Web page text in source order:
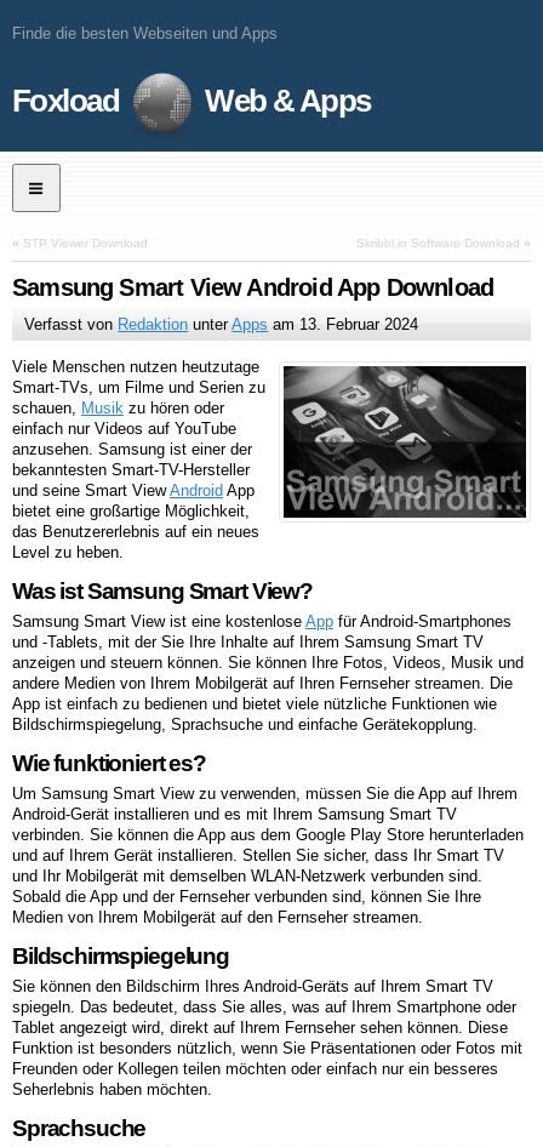
Finde die besten Webseiten und Apps
Foxload Web & Apps
« STP Viewer Download Skribbl.io Software Download »
Samsung Smart View Android App Download
Verfasst von Redaktion unterApps am 13. Februar 2024
Viele Menschen nutzen heutzutage
Smart-TVs, um Filme und Serien zu
schauen, Musik zu hören oder
einfach nur Videos auf YouTube
anzusehen. Samsung ist einer der
bekanntesten Smart-TV-Hersteller
und seine Smart ViewAndroid App
bietet eine großartige Möglichkeit,
das Benutzererlebnis auf ein neues
Level zu heben.
Was ist Samsung Smart View?
Samsung Smart View ist eine kostenlose App für Android-Smartphones
und -Tablets, mit der Sie Ihre Inhalte auf Ihrem Samsung Smart TV
anzeigen und steuern können. Sie können Ihre Fotos, Videos, Musik und
andere Medien von Ihrem Mobilgerät auf Ihren Fernseher streamen. Die
App ist einfach zu bedienen und bietet viele nützliche Funktionen wie
Bildschirmspiegelung, Sprachsuche und einfache Gerätekopplung.
Wie funktioniert es?
Um Samsung Smart View zu verwenden, müssen Sie die App auf Ihrem
Android-Gerät installieren und es mit Ihrem Samsung Smart TV
verbinden. Sie können die App aus dem Google Play Store herunterladen
und auf Ihrem Gerät installieren. Stellen Sie sicher, dass Ihr Smart TV
und Ihr Mobilgerät mit demselben WLAN-Netzwerk verbunden sind.
Sobald die App und der Fernseher verbunden sind, können Sie Ihre
Medien von Ihrem Mobilgerät auf den Fernseher streamen.
Bildschirmspiegelung
Sie können den Bildschirm Ihres Android-Geräts auf Ihrem Smart TV
spiegeln. Das bedeutet, dass Sie alles, was auf Ihrem Smartphone oder
Tablet angezeigt wird, direkt auf Ihrem Fernseher sehen können. Diese
Funktion ist besonders nützlich, wenn Sie Präsentationen oder Fotos mit
Freunden oder Kollegen teilen möchten oder einfach nur ein besseres
Seherlebnis haben möchten.
Sprachsuche